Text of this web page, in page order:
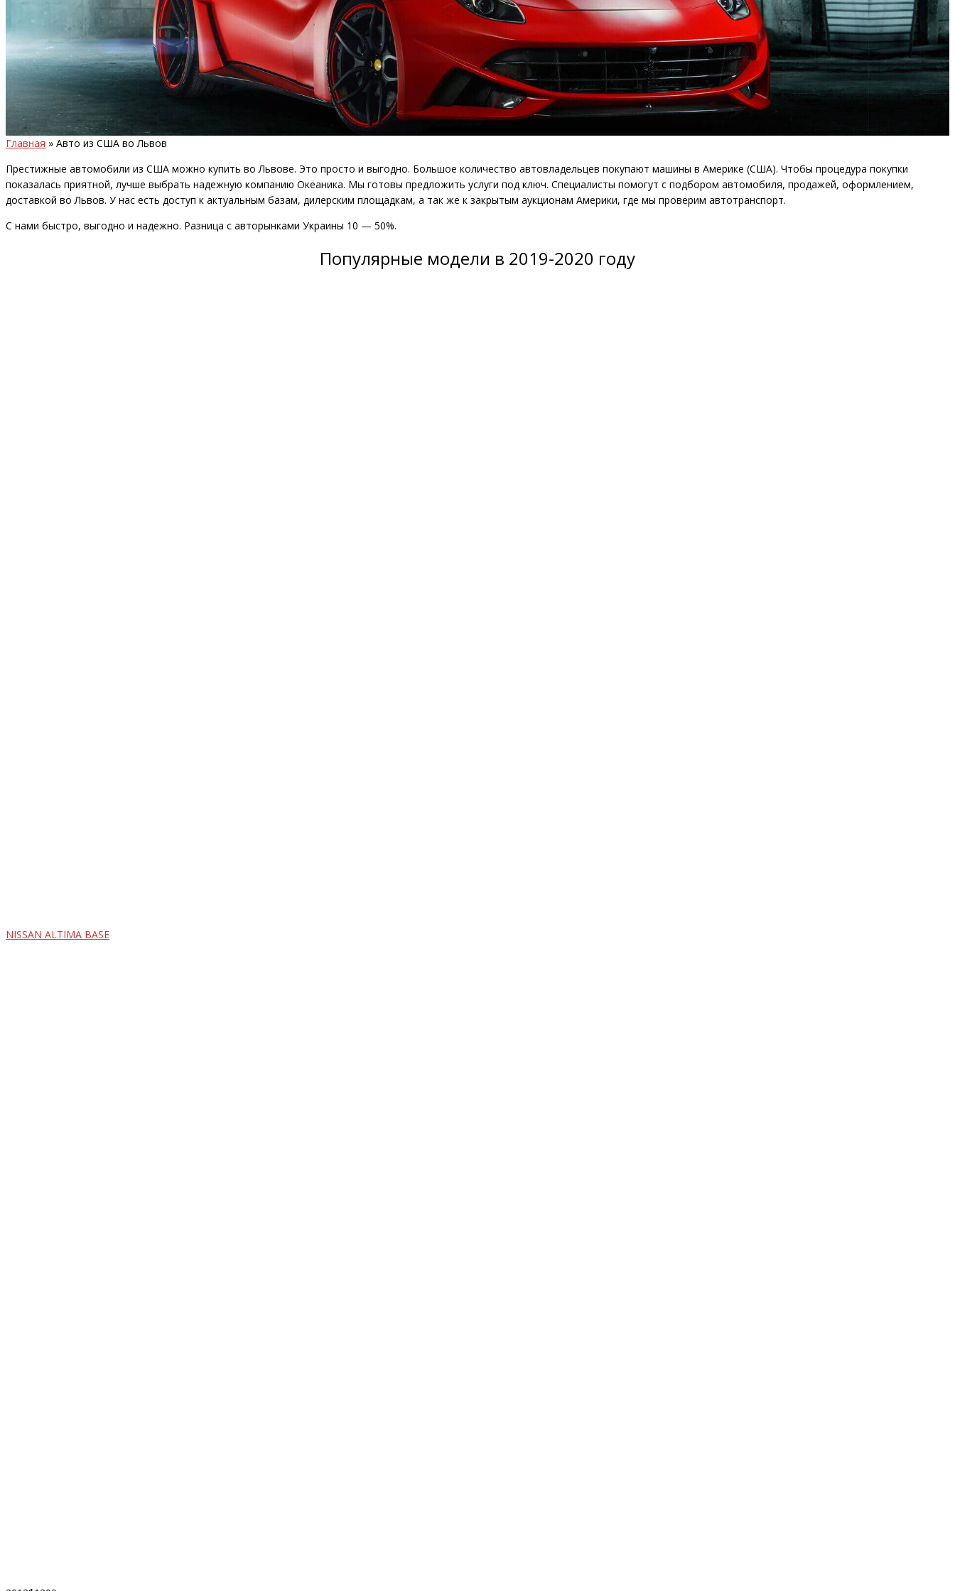
Главная » Авто из США во Львов
Престижные автомобили из США можно купить во Львове. Это просто и выгодно. Большое количество автовладельцев покупают машины в Америке (США). Чтобы процедура покупки
показалась приятной, лучше выбрать надежную компанию Океаника. Мы готовы предложить услуги под ключ. Специалисты помогут с подбором автомобиля, продажей, оформлением,
доставкой во Львов. У нас есть доступ к актуальным базам, дилерским площадкам, а так же к закрытым аукционам Америки, где мы проверим автотранспорт.
С нами быстро, выгодно и надежно. Разница с авторынками Украины 10 — 50%.
Популярные модели в 2019-2020 году
NISSAN ALTIMA BASE